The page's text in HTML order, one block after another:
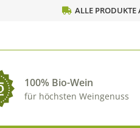
ALLE PRODUKTE
100% Bio-Wein
für höchsten Weingenuss